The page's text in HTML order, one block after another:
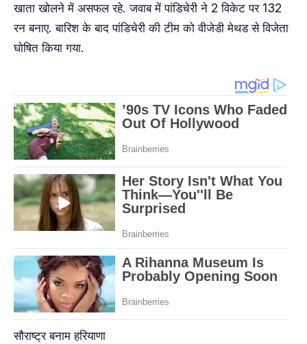
खाता खोलने में असफल रहे. जवाब में पांडिचेरी ने 2 विकेट पर 132
रन बनाए. बारिश के बाद पांडिचेरी की टीम को वीजेडी मेथड से विजेता
घोषित किया गया.
सौराष्ट्र बनाम हरियाणा